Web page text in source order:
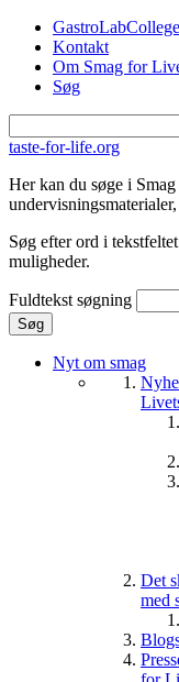
Gå til hovedindhold
GastroLabCollege
Kontakt
Om Smag for
Søg
taste-for-life.org
Her kan du søge i
Søg efter ord i
muligheder.
Fuldtekst søgning
Nyt om smag
Det
med